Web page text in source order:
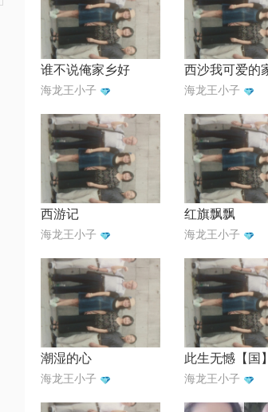
谁不说俺家乡好
海龙王小子 海龙王小子
西游记
海龙王小子
红旗飘飘
海龙王小子
潮湿的心
海龙王小子
此生无憾【国】
海龙王小子